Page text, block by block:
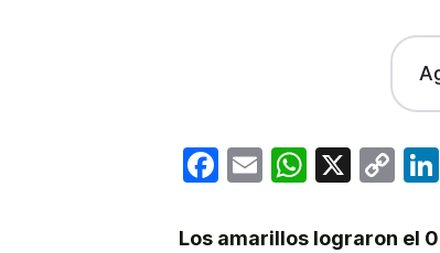
Facebook
Email X
Los amarillos lograron el